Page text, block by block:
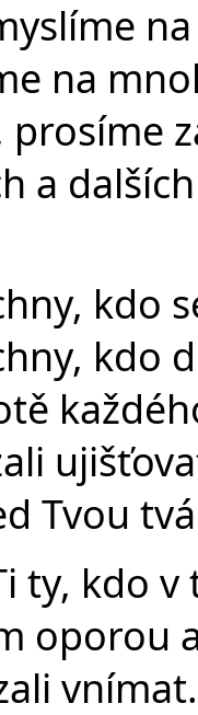
na
prosíme
a
kdo
kdo
Tvou
ty, kdo
oporou